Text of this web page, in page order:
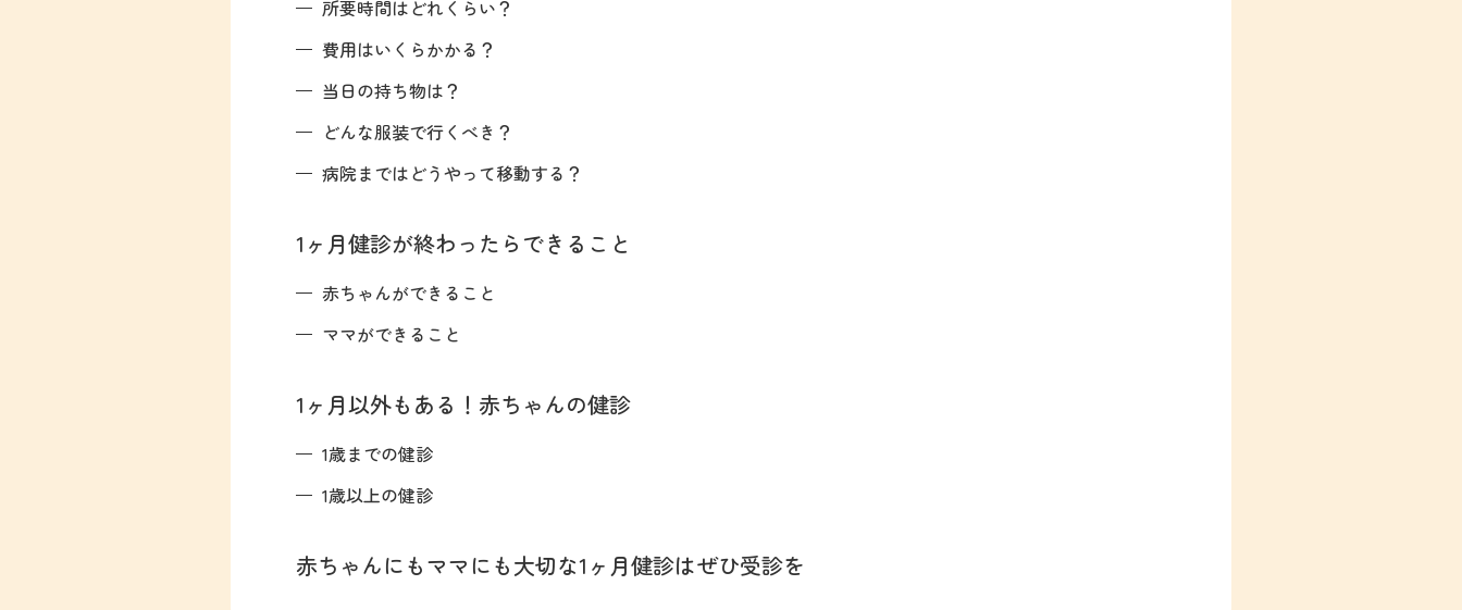
所要時間はどれくらい？
費用はいくらかかる？
当日の持ち物は？
どんな服装で行くべき？
病院まではどうやって移動する？
1ヶ月健診が終わったらできること
赤ちゃんができること
ママができること
1ヶ月以外もある！赤ちゃんの健診
1歳までの健診
1歳以上の健診
赤ちゃんにもママにも大切な1ヶ月健診はぜひ受診を